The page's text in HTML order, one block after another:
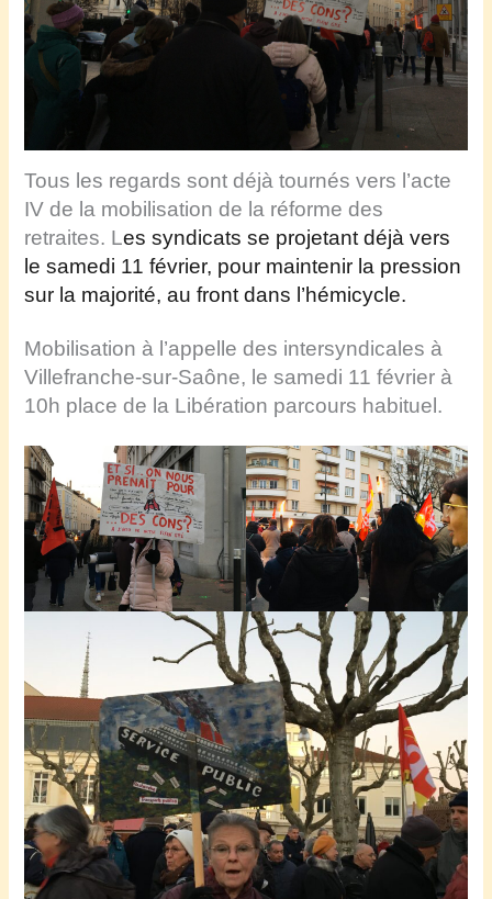
Tous les regards sont déjà tournés vers l’acte
IV de la mobilisation de la réforme des
retraites. Les syndicats se projetant déjà vers
lesamedi 11 février, pour maintenir la pression
sur la majorité, au front dans l’hémicycle.
Mobilisation à l’appelle des intersyndicales à
Villefranche-sur-Saône, le samedi 11 février à
10h place de la Libération parcours habituel.